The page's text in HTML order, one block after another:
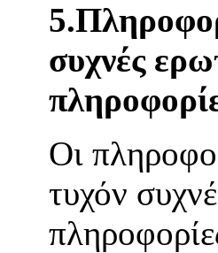
συχνές
Οι
τυχόν